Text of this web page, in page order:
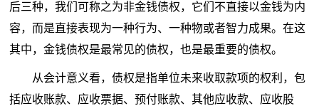
后三种，我们可称之为非金钱债权，它们不直接以金钱为内
容，而是直接表现为一种行为、一种物或者智力成果。在这
其中，金钱债权是最常见的债权，也是最重要的债权。
从会计意义看，债权是指单位未来收取款项的权利，包
括应收账款、应收票据、预付账款、其他应收款、应收股